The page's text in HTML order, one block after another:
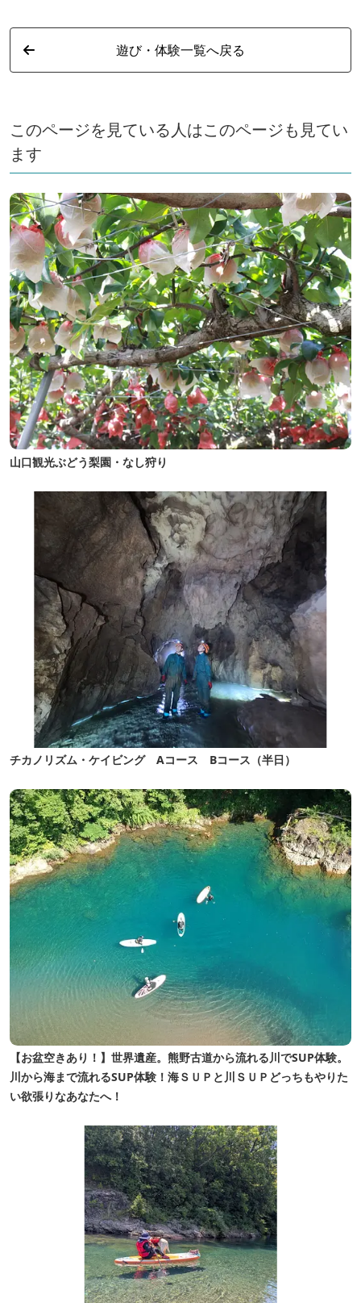
遊び・体験一覧へ戻る
このページを見ている人はこのページも見てい
ます
山口観光ぶどう梨園・なし狩り
チカノリズム・ケイビング Aコース Bコース（半日）
【お盆空きあり！】世界遺産。熊野古道から流れる川でSUP体験。
川から海まで流れるSUP体験！海ＳＵＰと川ＳＵＰどっちもやりた
い欲張りなあなたへ！